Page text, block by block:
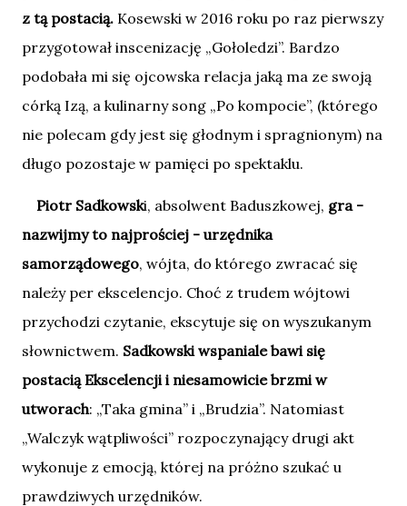
z tą postacią. Kosewski w 2016 roku po raz pierwszy
przygotował inscenizację „Gołoledzi”. Bardzo
podobała mi się ojcowska relacja jaką ma ze swoją
córką Izą, a kulinarny song „Po kompocie”, (którego
nie polecam gdy jest się głodnym i spragnionym) na
długo pozostaje w pamięci po spektaklu.
Piotr Sadkowski, absolwent Baduszkowej, gra -
nazwijmy to najprościej - urzędnika
samorządowego, wójta, do którego zwracać się
należy per ekscelencjo. Choć z trudem wójtowi
przychodzi czytanie, ekscytuje się on wyszukanym
słownictwem. Sadkowski wspaniale bawi się
postacią Ekscelencji i niesamowicie brzmi w
utworach: „Taka gmina” i „Brudzia”. Natomiast
„Walczyk wątpliwości” rozpoczynający drugi akt
wykonuje z emocją, której na próżno szukać u
prawdziwych urzędników.